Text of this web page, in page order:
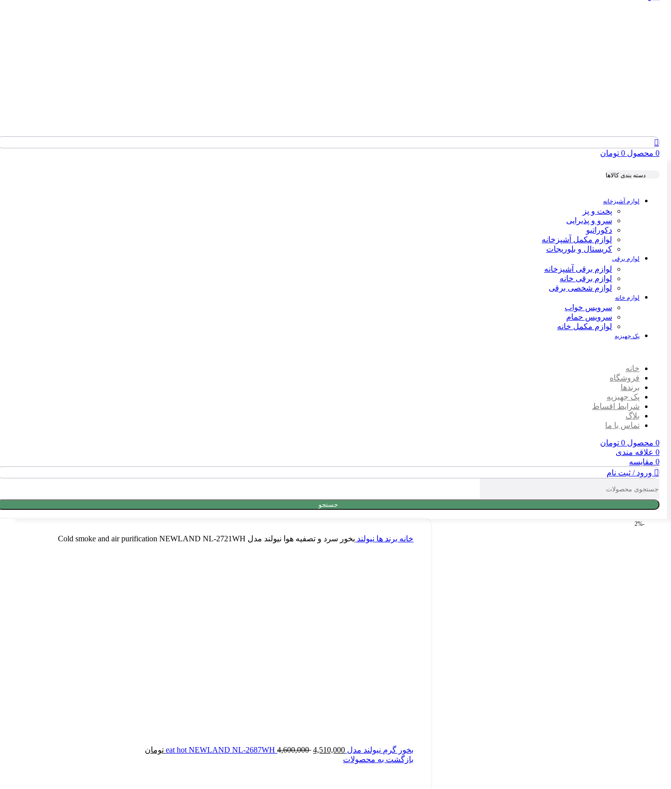
0 محصول 0 تومان
دسته بندی کالاها
لوازم آشپزخانه
پخت و پز
سرو و پذیرایی
دکوراتیو
لوازم مکمل آشپزخانه
کریستال و بلوریجات
لوازم برقی
لوازم برقی آشپزخانه
لوازم برقی خانه
لوازم شخصی برقی
لوازم خانه
سرویس خواب
سرویس حمام
لوازم مکمل خانه
پک جهیزیه
خانه
فروشگاه
برندها
پک جهیزیه
شرایط اقساط
بلاگ
تماس با ما
0 محصول 0 تومان
0 علاقه مندی
0 مقایسه
ورود / ثبت نام
جستجو
-2%
خانه برند ها نیولند بخور سرد و تصفیه هوا نیولند مدل Cold smoke and air purification NEWLAND NL-2721WH
بخور گرم نیولند مدل eat hot NEWLAND NL-2687WH 4,600,000 4,510,000
تومان
بازگشت به محصولات